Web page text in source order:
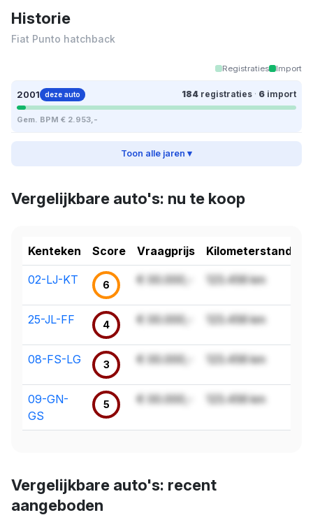
Historie
Fiat Punto hatchback
Registraties Import
2001 deze auto 184 registraties · 6 import
Gem. BPM € 2.953,-
Toon alle jaren ▾
Vergelijkbare auto's: nu te koop
Kenteken Score Vraagprijs Kilometerstand
02-LJ-KT 6 € 00.000,- 123.456 km
25-JL-FF 4 € 00.000,- 123.456 km
08-FS-LG 3 € 00.000,- 123.456 km
09-GN-
GS
5 € 00.000,- 123.456 km
Vergelijkbare auto's: recent
aangeboden